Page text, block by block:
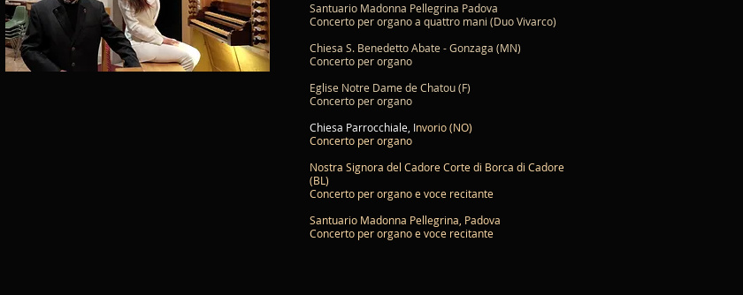
Santuario Madonna Pellegrina Padova
Concerto per organo a quattro mani (Duo Vivarco)
Chiesa S. Benedetto Abate - Gonzaga (MN)
Concerto per organo
Eglise Notre Dame de Chatou (F)
Concerto per organo
Chiesa Parrocchiale, Invorio (NO)
Concerto per organo
Nostra Signora del Cadore Corte di Borca di Cadore
(BL)
Concerto per organo e voce recitante
Santuario Madonna Pellegrina, Padova
Concerto per organo e voce recitante